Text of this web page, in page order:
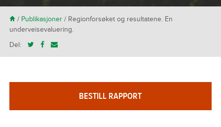
H/ Publikasjoner/ Regionforsøket og resultatene. En
underveisevaluering.
Del:
BESTILL RAPPORT